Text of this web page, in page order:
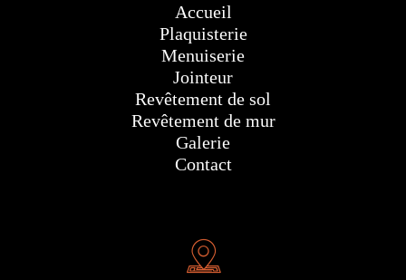
Accueil
Plaquisterie
Menuiserie
Jointeur
Revêtement de sol
Revêtement de mur
Galerie
Contact